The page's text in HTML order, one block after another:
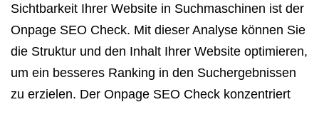
Sichtbarkeit Ihrer Website in Suchmaschinen ist der
Onpage SEO Check. Mit dieser Analyse können Sie
die Struktur und den Inhalt Ihrer Website optimieren,
um ein besseres Ranking in den Suchergebnissen
zu erzielen. Der Onpage SEO Check konzentriert